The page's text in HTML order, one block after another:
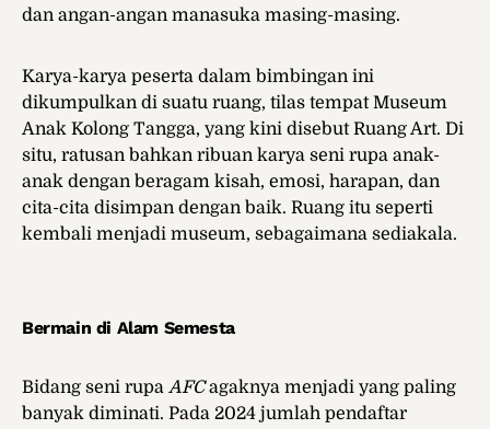
dan angan-angan manasuka masing-masing.
Karya-karya peserta dalam bimbingan ini
dikumpulkan di suatu ruang, tilas tempat Museum
Anak Kolong Tangga, yang kini disebut Ruang Art. Di
situ, ratusan bahkan ribuan karya seni rupa anak-
anak dengan beragam kisah, emosi, harapan, dan
cita-cita disimpan dengan baik. Ruang itu seperti
kembali menjadi museum, sebagaimana sediakala.
Bermain di Alam Semesta
Bidang seni rupa AFCagaknya menjadi yang paling
banyak diminati. Pada 2024 jumlah pendaftar